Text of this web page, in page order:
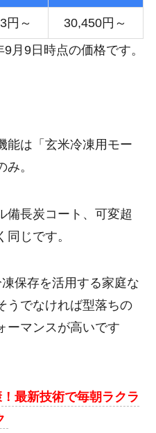
円～
30,450円～
月9日時点の価格です。
能は「玄米冷凍用モー
。
備長炭コート、可変超
じです。
保存を活用する家庭な
うでなければ型落ちの
ーマンスが高いです
最新技術で毎朝ラクラ